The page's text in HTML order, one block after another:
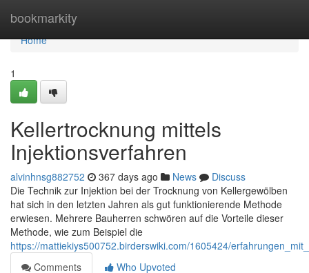
bookmarkity
Home
Home
1
Kellertrocknung mittels
Injektionsverfahren
alvinhnsg882752 367 days ago News
Discuss
Die Technik zur Injektion bei der Trocknung von Kellergewölben
hat sich in den letzten Jahren als gut funktionierende Methode
erwiesen. Mehrere Bauherren schwören auf die Vorteile dieser
Methode, wie zum Beispiel die
https://mattiekiys500752.birderswiki.com/1605424/
Comments
Who Upvoted